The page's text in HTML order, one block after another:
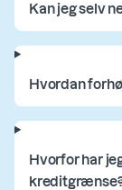
Kan jeg selv
Hvordan
Hvorfor har